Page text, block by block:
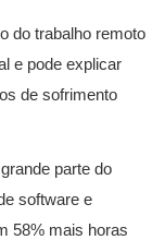
do trabalho remoto
e pode explicar
de sofrimento
parte do
software e
58% mais horas